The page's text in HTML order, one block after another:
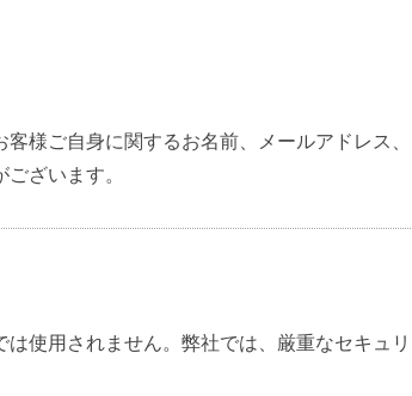
様ご自身に関するお名前、メールアドレス、
ざいます。
使用されません。弊社では、厳重なセキュリ